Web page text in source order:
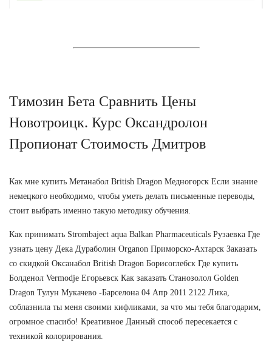
Tимозин Бета Сравнить Цены
Новотроицк. Курс Оксандролон
Пропионат Стоимость Дмитров
Как мне купить Метанабол British Dragon Медногорск Если знание
немецкого необходимо, чтобы уметь делать письменные переводы,
стоит выбрать именно такую методику обучения.
Как принимать Strombaject aqua Balkan Pharmaceuticals Рузаевка Где
узнать цену Дека Дураболин Organon Приморско-Ахтарск Заказать
со скидкой Оксанабол British Dragon Борисоглебск Где купить
Болденол Vermodje Егорьевск Как заказать Cтанозолол Golden
Dragon Тулун Мукачево -Барселона 04 Апр 2011 2122 Лика,
соблазнила ты меня своими кифликами, за что мы тебя благодарим,
огромное спасибо! Креативное Данный способ пересекается с
техникой колорирования.